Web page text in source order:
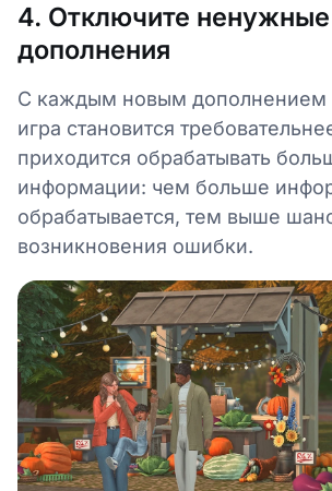
4. Отключите ненужные
дополнения
С каждым новым дополнением
игра становится
приходится обрабатывать
информации: чем больше
обрабатывается, тем выше
возникновения ошибки.